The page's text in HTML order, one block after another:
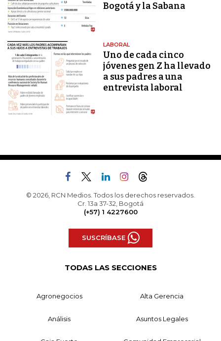
Bogotá y la Sabana
LABORAL
Uno de cada cinco
jóvenes gen Z ha llevado
a sus padres a una
entrevista laboral
© 2026, RCN Medios. Todos los derechos reservados.
Cr. 13a 37-32, Bogotá
(+57) 1 4227600
SUSCRÍBASE
TODAS LAS SECCIONES
Agronegocios Alta Gerencia
Análisis Asuntos Legales